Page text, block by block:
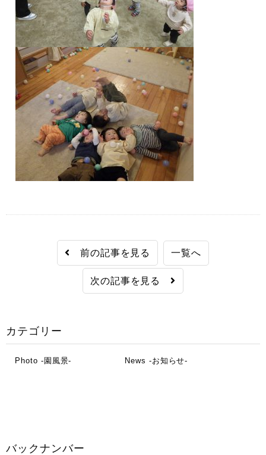
前の記事を見る 一覧へ
次の記事を見る
カテゴリー
Photo -園風景- News -お知らせ-
バックナンバー